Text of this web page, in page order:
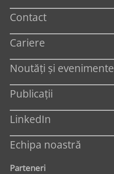
Contact
Cariere
Noutăți și evenimente
Publicații
LinkedIn
Echipa noastră
Parteneri